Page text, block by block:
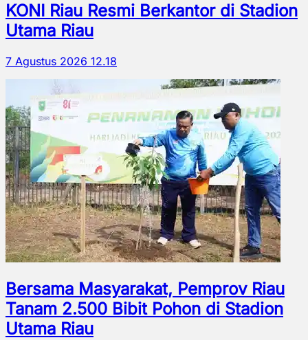
KONI Riau Resmi Berkantor di Stadion
Utama Riau
7 Agustus 2026 12.18
Bersama Masyarakat, Pemprov Riau
Tanam 2.500 Bibit Pohon di Stadion
Utama Riau